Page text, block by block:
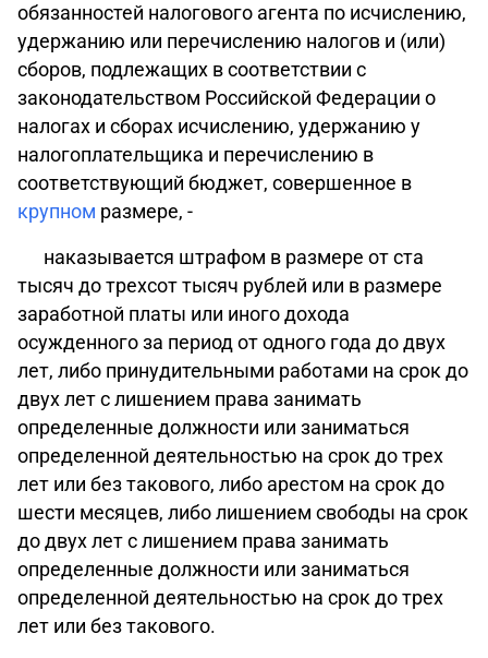
обязанностей налогового агента по исчислению,
удержанию или перечислению налогов и (или)
сборов, подлежащих в соответствии с
законодательством Российской Федерации о
налогах и сборах исчислению, удержанию у
налогоплательщика и перечислению в
соответствующий бюджет, совершенное в
крупном размере, -
наказывается штрафом в размере от ста
тысяч до трехсот тысяч рублей или в размере
заработной платы или иного дохода
осужденного за период от одного года до двух
лет, либо принудительными работами на срок до
двух лет с лишением права занимать
определенные должности или заниматься
определенной деятельностью на срок до трех
лет или без такового, либо арестом на срок до
шести месяцев, либо лишением свободы на срок
до двух лет с лишением права занимать
определенные должности или заниматься
определенной деятельностью на срок до трех
лет или без такового.